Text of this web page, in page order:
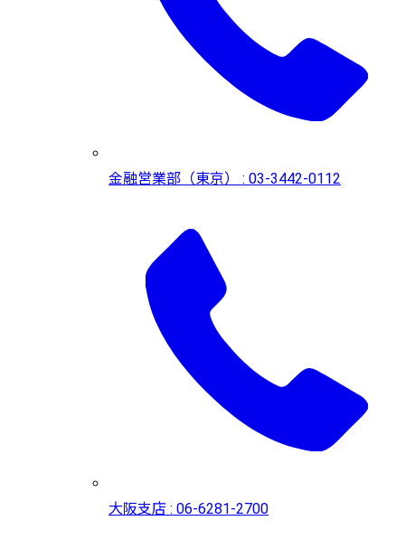
金融営業部（東京） : 03-3442-0112
大阪支店 : 06-6281-2700